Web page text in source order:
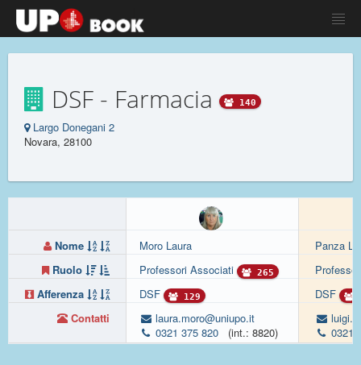
DSF - Farmacia 140
Largo Donegani 2
Novara, 28100
Nome
Ruolo
Afferenza
Contatti
Moro Laura
Professori Associati
265
DSF 129
laura.moro@uniupo.it
0321 375 820
(int.: 8820)
Panza
DSF